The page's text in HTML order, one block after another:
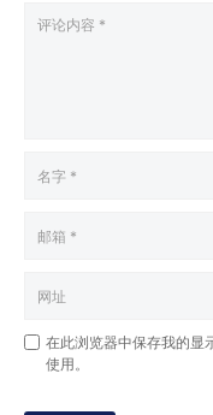
在此浏览器中保存我的显
使用。